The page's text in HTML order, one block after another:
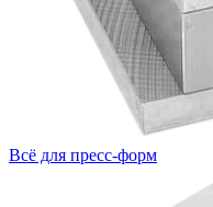
Всё для пресс-форм